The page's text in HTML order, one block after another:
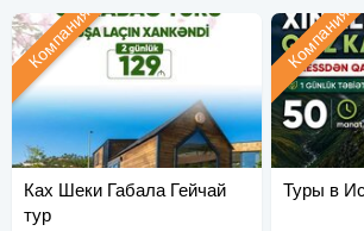
Ках Шеки Габала Гейчай
тур
Компания
Туры в
Компания